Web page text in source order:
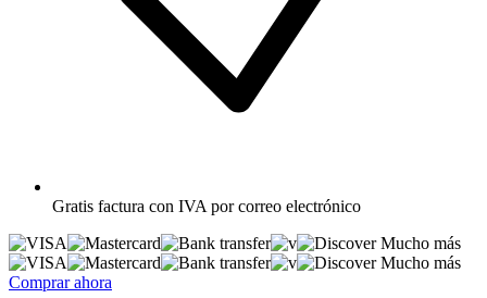
Gratis factura con IVA por correo electrónico
Mucho más
Mucho más
Comprar ahora